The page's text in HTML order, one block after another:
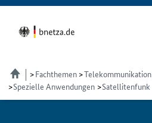
Fachthemen Telekom­munikation
Spezielle Anwendungen
Satellitenfunk